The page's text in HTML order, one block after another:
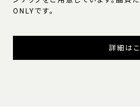
ONLYです。
詳細は